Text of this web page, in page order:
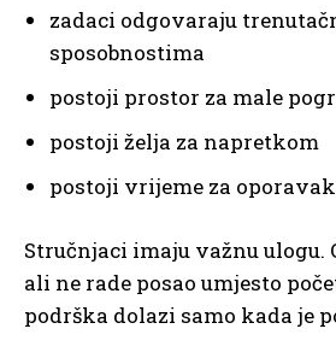
zadaci odgovaraju
sposobnostima
postoji prostor za male
postoji želja za napretkom
postoji vrijeme za oporavak
Stručnjaci imaju važnu ulogu.
ali ne rade posao umjesto
podrška dolazi samo kada je